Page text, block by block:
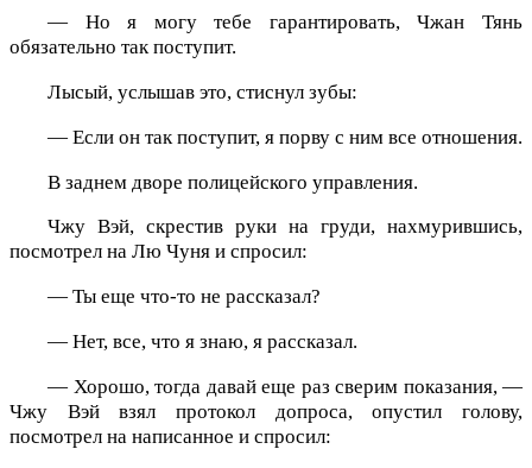
— Но я могу тебе гарантировать, Чжан Тянь
обязательно так поступит.
Лысый, услышав это, стиснул зубы:
— Если он так поступит, я порву с ним все отношения.
В заднем дворе полицейского управления.
Чжу Вэй, скрестив руки на груди, нахмурившись,
посмотрел на Лю Чуня и спросил:
— Ты еще что-то не рассказал?
— Нет, все, что я знаю, я рассказал.
— Хорошо, тогда давай еще раз сверим показания, —
Чжу Вэй взял протокол допроса, опустил голову,
посмотрел на написанное и спросил: